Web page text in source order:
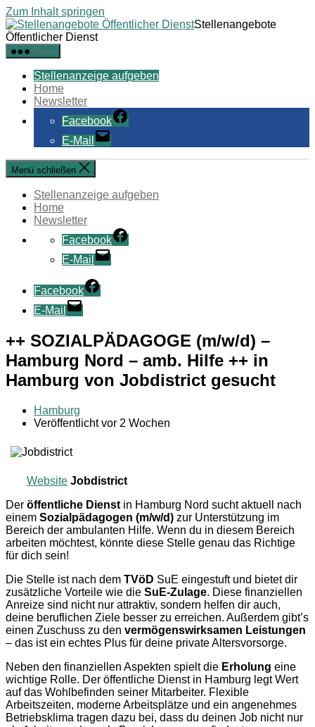
Zum Inhalt springen
Stellenangebote
Öffentlicher Dienst
Menü
Stellenanzeige aufgeben
Home
Newsletter
Facebook
E-Mail
Menü schließen
Stellenanzeige aufgeben
Home
Newsletter
Facebook
E-Mail
Facebook
E-Mail
++ SOZIALPÄDAGOGE (m/w/d) –
Hamburg Nord – amb. Hilfe ++ in
Hamburg von Jobdistrict gesucht
Hamburg
Veröffentlicht vor 2 Wochen
Website Jobdistrict
Der öffentliche Dienst in Hamburg Nord sucht aktuell nach
einem Sozialpädagogen (m/w/d) zur Unterstützung im
Bereich der ambulanten Hilfe. Wenn du in diesem Bereich
arbeiten möchtest, könnte diese Stelle genau das Richtige
für dich sein!
Die Stelle ist nach dem TVöD SuE eingestuft und bietet dir
zusätzliche Vorteile wie die SuE-Zulage. Diese finanziellen
Anreize sind nicht nur attraktiv, sondern helfen dir auch,
deine beruflichen Ziele besser zu erreichen. Außerdem gibt’s
einen Zuschuss zu den vermögenswirksamen Leistungen
– das ist ein echtes Plus für deine private Altersvorsorge.
Neben den finanziellen Aspekten spielt die Erholung eine
wichtige Rolle. Der öffentliche Dienst in Hamburg legt Wert
auf das Wohlbefinden seiner Mitarbeiter. Flexible
Arbeitszeiten, moderne Arbeitsplätze und ein angenehmes
Betriebsklima tragen dazu bei, dass du deinen Job nicht nur